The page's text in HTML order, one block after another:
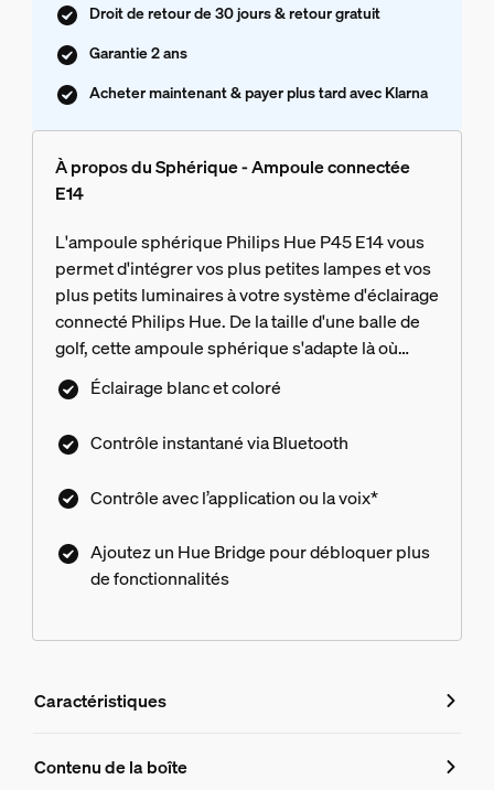
Droit de retour de 30 jours & retour gratuit
Garantie 2 ans
Acheter maintenant & payer plus tard avec Klarna
À propos du Sphérique - Ampoule connectée
E14
L'ampoule sphérique Philips Hue P45 E14 vous
permet d'intégrer vos plus petites lampes et vos
plus petits luminaires à votre système d'éclairage
connecté Philips Hue. De la taille d'une balle de
golf, cette ampoule sphérique s'adapte là où
d'autres ampoules E14 plus longues ne le
peuvent pas. Disponible en White, White
ampoule sphérique apporte des millions de
n'importe quelle pièce de votre maison.
Éclairage blanc et coloré
Contrôle instantané via Bluetooth
Contrôle avec l’application ou la voix*
Ajoutez un Hue Bridge pour débloquer plus
de fonctionnalités
Caractéristiques
Caractéristiques
Contenu de la boîte